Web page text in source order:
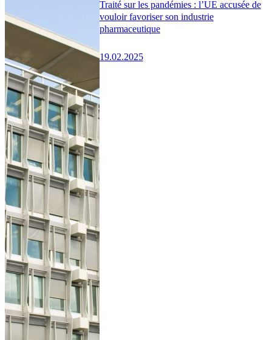
Traité sur les pandémies : l’UE accusée de
vouloir favoriser son industrie
pharmaceutique
19.02.2025